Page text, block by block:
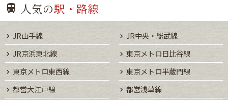
人気の駅・路線
JR山手線
JR中央・総武線
JR京浜東北線
東京メトロ日比谷線
東京メトロ東西線
東京メトロ半蔵門線
都営大江戸線
都営浅草線